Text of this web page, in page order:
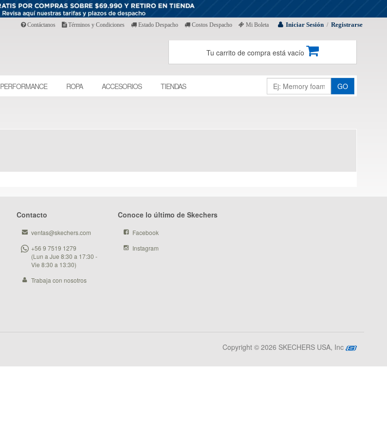
Iniciar Sesión / Registrarse
Contáctanos Términos y Condiciones Estado Despacho Costos Despacho Mi Boleta
Tu carrito de compra está vacío
PERFORMANCE ROPA ACCESORIOS TIENDAS GO
Contacto
ventas@skechers.com
+56 9 7519 1279
(Lun a Jue 8:30 a 17:30 -
Vie 8:30 a 13:30)
Trabaja con nosotros
Conoce lo último de Skechers
Facebook
Instagram
Copyright © 2026 SKECHERS USA, Inc